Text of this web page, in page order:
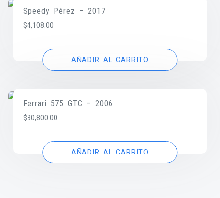
Speedy Pérez – 2017
$4,108.00
AÑADIR AL CARRITO
Ferrari 575 GTC – 2006
$30,800.00
AÑADIR AL CARRITO